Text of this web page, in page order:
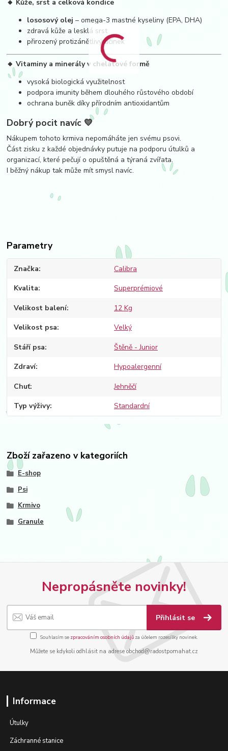
🔸 Kůže, srst a celková kondice
lososový olej – omega-3 mastné kyseliny (EPA, DHA)
zdravá kůže a lesklá srst
přirozený protizánětlivý účinek
🔸 Vitaminy a minerály v chelátové formě
vysoká biologická využitelnost
podpora imunity během dlouhého růstového období
ochrana buněk díky přírodním antioxidantům
Dobrý pocit navíc 💛
Nákupem tohoto krmiva nepomáháte jen svému psovi.
Část zisku z každé objednávky putuje na podporu útulků a
organizací, které pečují o opuštěná a týraná zvířata.
I běžný nákup tak může mít smysl navíc.
Parametry
Značka Calibra
Kvalita Superprémiové
Velikost balení 12 Kg
Velikost psa Velký
Stáří psa Štěně - Junior
Zdraví Hypoalergenní
Chuť Jehněčí
Typ výživy Standardní
Zboží zařazeno v kategoriích
E-shop
Psi
Krmivo
Granule
Nepropásněte novinky!
Přihlásit se
Souhlasím se zpracováním osobních údajů za účelem rozesílky novinek.
Můžete se kdykoli odhlásit na adrese obchod@radostpomahat.cz
Informace
Útulky
Záchranné stanice